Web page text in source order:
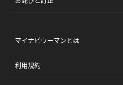
マイナビウーマンとは
利用規約